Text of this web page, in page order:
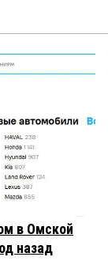
в Омской
назад